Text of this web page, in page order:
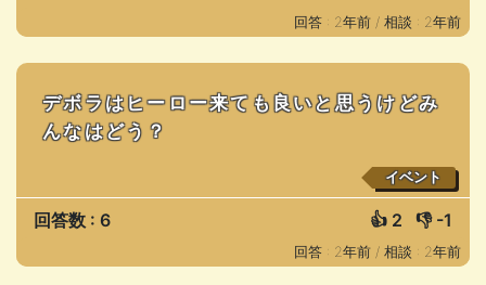
回答 : 2年前 / 相談 : 2年前
デボラはヒーロー来ても良いと思うけどみ
んなはどう？
イベント
回答数 : 6 👍 2 👎 -1
回答 : 2年前 / 相談 : 2年前